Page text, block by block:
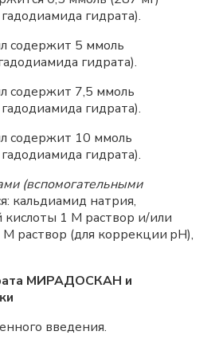
гидрата).
содержит 5 ммоль
гидрата).
содержит 7,5 ммоль
гидрата).
содержит 10 ммоль
гидрата).
(вспомогательными
кальдиамид натрия,
1 М раствор и/или
раствор (для коррекции pH),
МИРАДОСКАН и
введения.